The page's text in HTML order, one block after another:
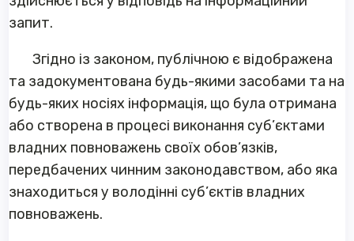
запит.
Згідно із законом, публічною є відображена
та задокументована будь-якими засобами та на
будь-яких носіях інформація, що була отримана
або створена в процесі виконання суб’єктами
владних повноважень своїх обов’язків,
передбачених чинним законодавством, або яка
знаходиться у володінні суб’єктів владних
повноважень.